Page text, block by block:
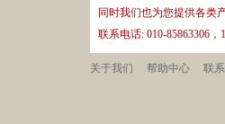
同时我们也为您提供各类
联系电话: 010-85863306
关于我们 帮助中心 联